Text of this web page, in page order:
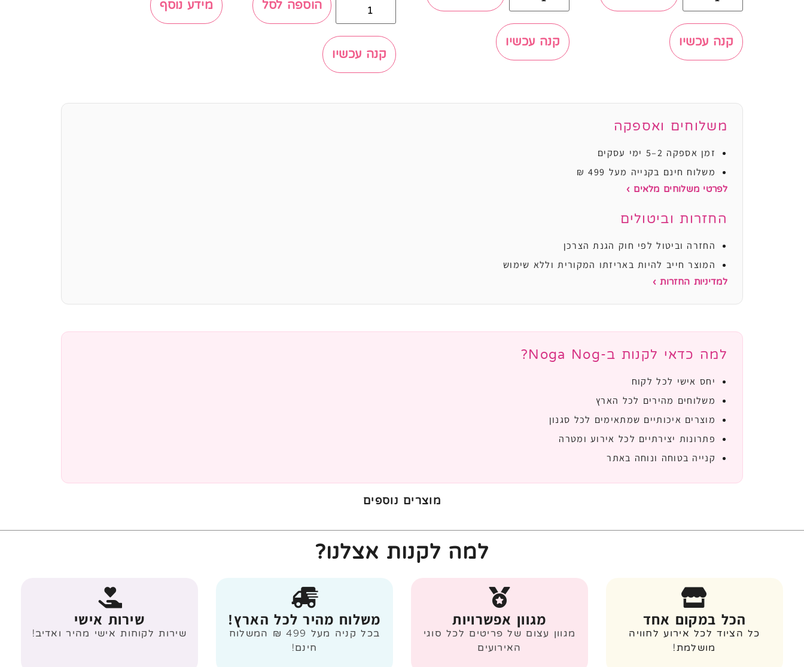
קנה עכשיו קנה עכשיו
הוספה לסל
קנה עכשיו
מידע נוסף
משלוחים ואספקה
זמן אספקה 2–5 ימי עסקים
משלוח חינם בקנייה מעל 499 ₪
לפרטי משלוחים מלאים ›
החזרות וביטולים
החזרה וביטול לפי חוק הגנת הצרכן
המוצר חייב להיות באריזתו המקורית וללא שימוש
למדיניות החזרות ›
למה כדאי לקנות ב-Noga Nog?
יחס אישי לכל לקוח
משלוחים מהירים לכל הארץ
מוצרים איכותיים שמתאימים לכל סגנון
פתרונות יצירתיים לכל אירוע ומטרה
קנייה בטוחה ונוחה באתר
מוצרים נוספים
למה לקנות אצלנו?
הכל במקום אחד
כל הציוד לכל אירוע לחוויה
מושלמת!
מגוון אפשרויות
מגוון עצום של פריטים לכל סוגי
האירועים
משלוח מהיר לכל הארץ!
בכל קניה מעל 499 ₪ המשלוח
חינם!
שירות אישי
שירות לקוחות אישי מהיר ואדיב!